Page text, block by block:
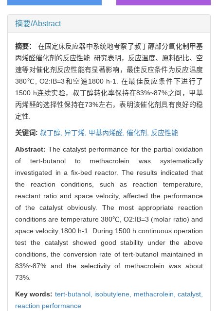
摘要/Abstract
摘要： 在固定床反应器中系统地考察了叔丁醇部分氧化制甲基
丙烯醛催化剂的反应性能. 研究表明，反应温度、原料配比、空
速等对催化剂反应性能有显著影响，最佳反应条件为反应温度
380℃, O2:IB=3和空速1800 h-1. 在最佳反应条件下进行了
1500 h连续实验，叔丁醇转化率保持在83%~87%之间，甲基
丙烯醛的选择性保持在73%左右，表明该催化剂具有良好的稳
定性.
关键词: 叔丁醇, 异丁烯, 甲基丙烯醛, 催化剂, 反应性能
Abstract:The catalyst performance for the partial oxidation
of tert-butanol to methacrolein was systematically
investigated in a fix-bed reactor. The results indicated that
the reaction conditions, such as reaction temperature,
reactant ratio and space velocity, affected the performance
of the catalyst obviously. The most appropriate reaction
conditions are temperature 380℃, O2:IB=3 (molar ratio) and
space velocity 1800 h-1. During 1500 h continuous operation
test the catalyst showed good stability under the above
conditions, the conversion rate of tert-butanol maintained in
83%~87% and the selectivity of methacrolein was about
73%.
Key words: tert-butanol, isobutylene, methacrolein,catalyst,
reaction performance